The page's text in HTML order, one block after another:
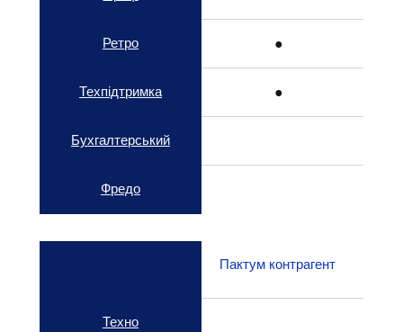
Ретро ●
Техпідтримка ●
Бухгалтерський
Фредо
Пактум контрагент
Техно